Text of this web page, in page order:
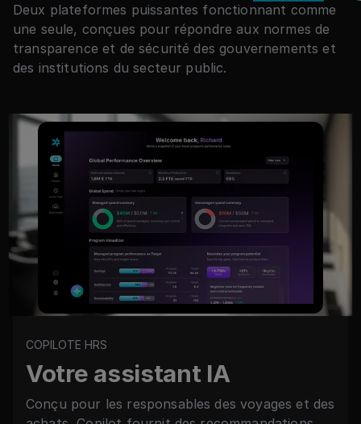
Deux plateformes puissantes fonctionnant comme
une seule, conçues pour répondre aux normes de
transparence et de sécurité des gouvernements et
des institutions du secteur public.
COPILOTE HRS
Votre assistant IA
Conçu pour les responsables des voyages et des